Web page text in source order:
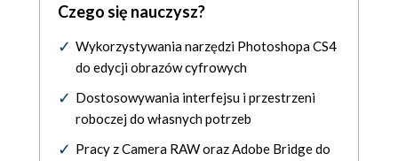
Czego się nauczysz?
Wykorzystywania narzędzi Photoshopa CS4
do edycji obrazów cyfrowych
Dostosowywania interfejsu i przestrzeni
roboczej do własnych potrzeb
Pracy z Camera RAW oraz Adobe Bridge do